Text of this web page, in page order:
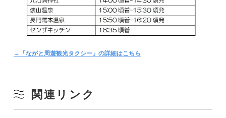
→「ながと周遊観光タクシー」の詳細はこちら
関連リンク